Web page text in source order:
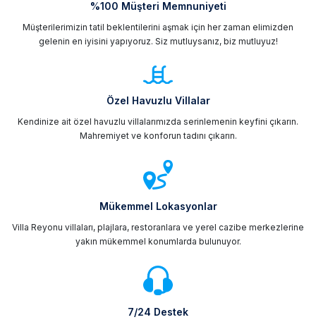
%100 Müşteri Memnuniyeti
Müşterilerimizin tatil beklentilerini aşmak için her zaman elimizden
gelenin en iyisini yapıyoruz. Siz mutluysanız, biz mutluyuz!
Özel Havuzlu Villalar
Kendinize ait özel havuzlu villalarımızda serinlemenin keyfini çıkarın.
Mahremiyet ve konforun tadını çıkarın.
Mükemmel Lokasyonlar
Villa Reyonu villaları, plajlara, restoranlara ve yerel cazibe merkezlerine
yakın mükemmel konumlarda bulunuyor.
7/24 Destek